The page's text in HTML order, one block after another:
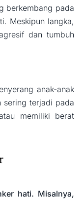
berkembang pada
Meskipun langka,
dan tumbuh
anak-anak
sering terjadi pada
memiliki berat
hati. Misalnya,